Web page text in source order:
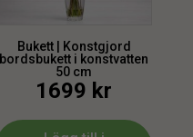
Bukett | Konstgjord
bordsbukett i konstvatten
50 cm
1699 kr